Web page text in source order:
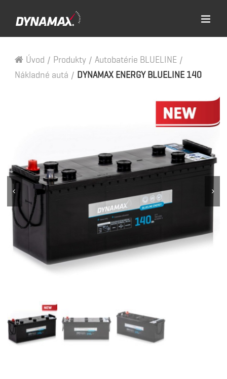
Úvod / Produkty / Autobatérie BLUELINE /
Nákladné autá / DYNAMAX ENERGY BLUELINE 140
 